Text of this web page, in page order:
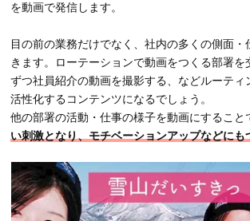
を動画で発信します。
目の前の業務だけでなく、社内の多くの側面・
きます。ローテーションで動画をつくる部署を
ずつ社員紹介の動画を撮影する、などルーティ
活性化するコンテンツになるでしょう。
他の部署の活動・仕事の様子を動画にすること
い刺激となり、モチベーションアップなどにも